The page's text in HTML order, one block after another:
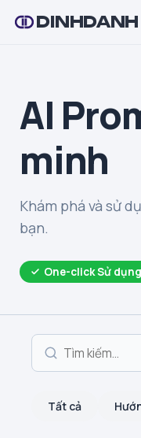
DINHDANH
AI
minh
Khám phá và sử
bạn.
One-click Sử dụng
Tất cả